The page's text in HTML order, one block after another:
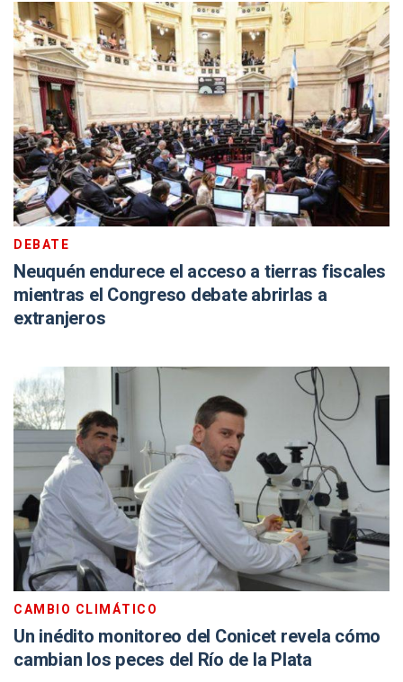
DEBATE
Neuquén endurece el acceso a tierras fiscales
mientras el Congreso debate abrirlas a
extranjeros
CAMBIO CLIMÁTICO
Un inédito monitoreo del Conicet revela cómo
cambian los peces del Río de la Plata